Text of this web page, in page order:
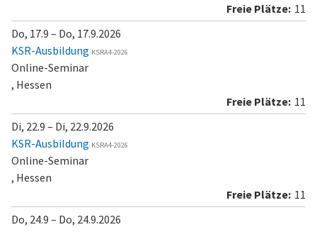
11
Do, 17.9 – Do, 17.9.2026
KSR-Ausbildung KSRA4-2026
Online-Seminar
, Hessen
11
Di, 22.9 – Di, 22.9.2026
KSR-Ausbildung KSRA4-2026
Online-Seminar
, Hessen
11
Do, 24.9 – Do, 24.9.2026